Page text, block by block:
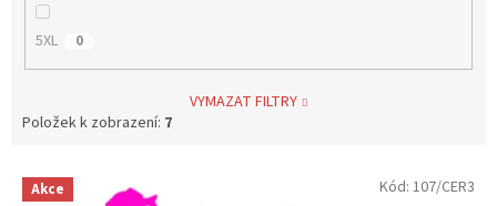
5XL 0
VYMAZAT FILTRY
Položek k zobrazení: 7
V Akce
Kód: 107/CER3